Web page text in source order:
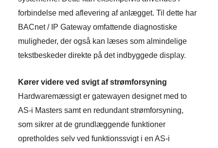
forbindelse med aflevering af anlægget. Til dette har
BACnet / IP Gateway omfattende diagnostiske
muligheder, der også kan læses som almindelige
tekstbeskeder direkte på det indbyggede display.
Kører videre ved svigt af strømforsyning
Hardwaremæssigt er gatewayen designet med to
AS-i Masters samt en redundant strømforsyning,
som sikrer at de grundlæggende funktioner
opretholdes selv ved funktionssvigt i en AS-i